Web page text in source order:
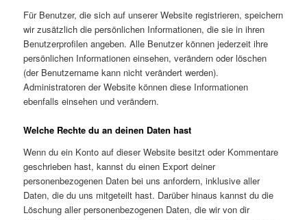
Für Benutzer, die sich auf unserer Website registrieren, speichern
wir zusätzlich die persönlichen Informationen, die sie in ihren
Benutzerprofilen angeben. Alle Benutzer können jederzeit ihre
persönlichen Informationen einsehen, verändern oder löschen
(der Benutzername kann nicht verändert werden).
Administratoren der Website können diese Informationen
ebenfalls einsehen und verändern.
Welche Rechte du an deinen Daten hast
Wenn du ein Konto auf dieser Website besitzt oder Kommentare
geschrieben hast, kannst du einen Export deiner
personenbezogenen Daten bei uns anfordern, inklusive aller
Daten, die du uns mitgeteilt hast. Darüber hinaus kannst du die
Löschung aller personenbezogenen Daten, die wir von dir